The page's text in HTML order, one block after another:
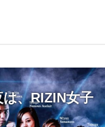
、RIZIN女子